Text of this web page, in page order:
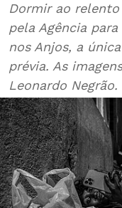
Dormir ao
pela Agência
nos Anjos, a
prévia. As
Leonardo Negrão.